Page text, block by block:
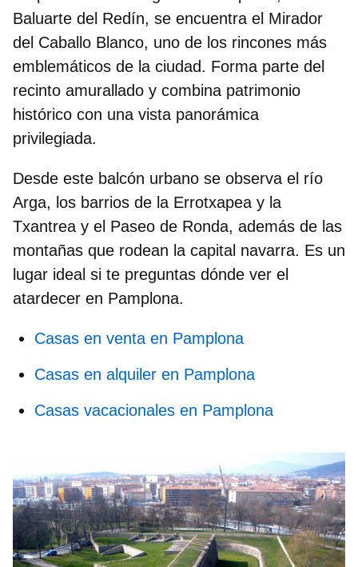
Baluarte del Redín, se encuentra el Mirador
del Caballo Blanco, uno de los rincones más
emblemáticos de la ciudad. Forma parte del
recinto amurallado y combina patrimonio
histórico con una vista panorámica
privilegiada.
Desde este balcón urbano se observa el río
Arga, los barrios de la Errotxapea y la
Txantrea y el Paseo de Ronda, además de las
montañas que rodean la capital navarra. Es un
lugar ideal si te preguntas dónde ver el
atardecer en Pamplona.
Casas en venta en Pamplona
Casas en alquiler en Pamplona
Casas vacacionales en Pamplona